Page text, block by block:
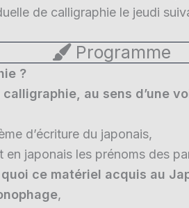
de calligraphie le jeudi
Programme
?
au sens d’une
d’écriture du japonais,
japonais les prénoms des
ce matériel acquis au
,